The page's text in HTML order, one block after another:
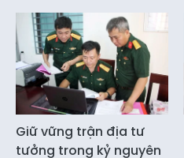
Giữ vững trận địa tư
tưởng trong kỷ nguyên